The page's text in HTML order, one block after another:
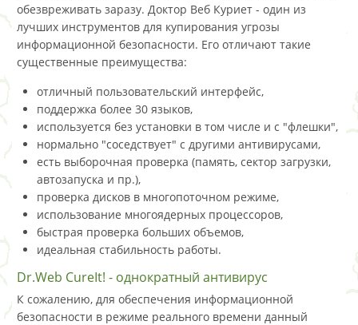
обезвреживать заразу. Доктор Веб Куриет - один из
лучших инструментов для купирования угрозы
информационной безопасности. Его отличают такие
существенные преимущества:
отличный пользовательский интерфейс,
поддержка более 30 языков,
используется без установки в том числе и с "флешки",
нормально "соседствует" с другими антивирусами,
есть выборочная проверка (память, сектор загрузки,
автозапуска и пр.),
проверка дисков в многопоточном режиме,
использование многоядерных процессоров,
быстрая проверка больших объемов,
идеальная стабильность работы.
Dr.Web CureIt! - однократный антивирус
К сожалению, для обеспечения информационной
безопасности в режиме реального времени данный